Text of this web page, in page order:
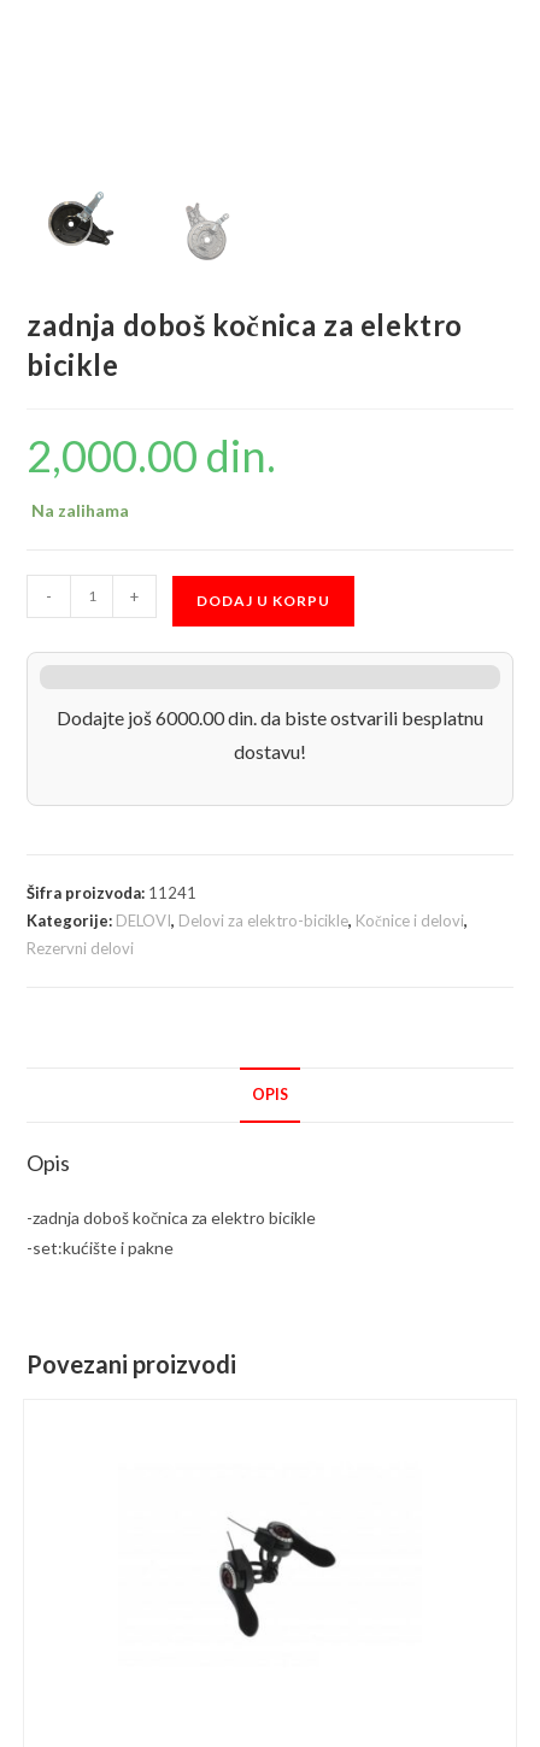
zadnja doboš kočnica za elektro
bicikle
2,000.00 din.
Na zalihama
doboš
kočnica
elektro
- + DODAJ U KORPU
Dodajte još 6000.00 din. da biste ostvarili besplatnu
dostavu!
Šifra proizvoda: 11241
Kategorije: DELOVI, Delovi za elektro-bicikle, Kočnice i delovi,
Rezervni delovi
OPIS
Opis
-zadnja doboš kočnica za elektro bicikle
-set:kućište i pakne
Povezani proizvodi